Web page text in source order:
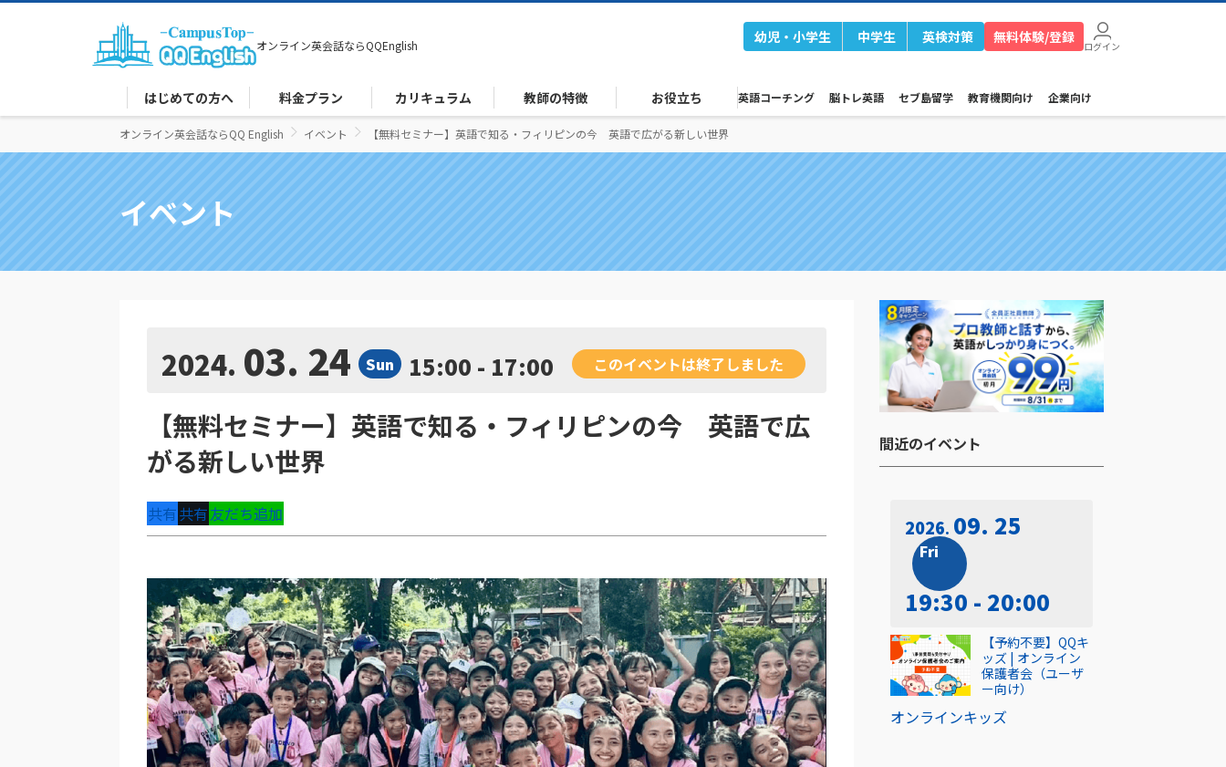
オンライン英会話ならQQEnglish 幼児・小学生 中学生 英検対策 無料体験/登録
ログイン
はじめての方へ 料金プラン カリキュラム 教師の特徴 お役立ち 英語コーチング 脳トレ英語 セブ島留学 教育機関向け 企業向け
オンライン英会話ならQQ English イベント 【無料セミナー】英語で知る・フィリピンの今 英語で広がる新しい世界
イベント
2024 03. 24 Sun 15:00 - 17:00 このイベントは終了しました
【無料セミナー】英語で知る・フィリピンの今 英語で広
がる新しい世界
共有共有友だち追加
間近のイベント​
2026 09. 25
Fri
19:30 - 20:00
オンラインキッズ
【予約不要】QQキ
ッズ | オンライン
保護者会（ユーザ
ー向け）